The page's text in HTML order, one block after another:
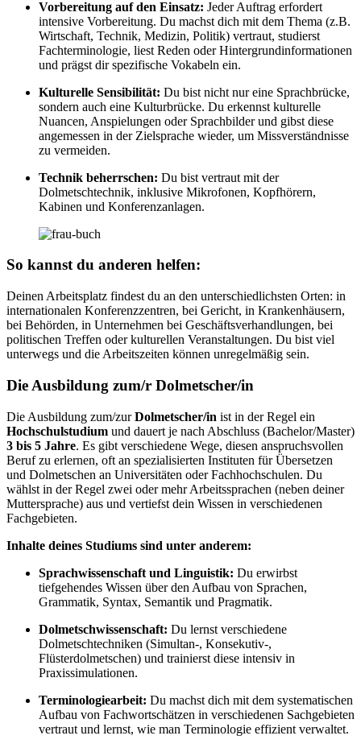
Vorbereitung auf den Einsatz: Jeder Auftrag erfordert
intensive Vorbereitung. Du machst dich mit dem Thema (z.B.
Wirtschaft, Technik, Medizin, Politik) vertraut, studierst
Fachterminologie, liest Reden oder Hintergrundinformationen
und prägst dir spezifische Vokabeln ein.
Kulturelle Sensibilität: Du bist nicht nur eine Sprachbrücke,
sondern auch eine Kulturbrücke. Du erkennst kulturelle
Nuancen, Anspielungen oder Sprachbilder und gibst diese
angemessen in der Zielsprache wieder, um Missverständnisse
zu vermeiden.
Technik beherrschen: Du bist vertraut mit der
Dolmetschtechnik, inklusive Mikrofonen, Kopfhörern,
Kabinen und Konferenzanlagen.
So kannst du anderen helfen:
Deinen Arbeitsplatz findest du an den unterschiedlichsten Orten: in
internationalen Konferenzzentren, bei Gericht, in Krankenhäusern,
bei Behörden, in Unternehmen bei Geschäftsverhandlungen, bei
politischen Treffen oder kulturellen Veranstaltungen. Du bist viel
unterwegs und die Arbeitszeiten können unregelmäßig sein.
Die Ausbildung zum/r Dolmetscher/in
Die Ausbildung zum/zurDolmetscher/in ist in der Regel ein
Hochschulstudium und dauert je nach Abschluss (Bachelor/Master)
3 bis 5 Jahre. Es gibt verschiedene Wege, diesen anspruchsvollen
Beruf zu erlernen, oft an spezialisierten Instituten für Übersetzen
und Dolmetschen an Universitäten oder Fachhochschulen. Du
wählst in der Regel zwei oder mehr Arbeitssprachen (neben deiner
Muttersprache) aus und vertiefst dein Wissen in verschiedenen
Fachgebieten.
Inhalte deines Studiums sind unter anderem:
Sprachwissenschaft und Linguistik: Du erwirbst
tiefgehendes Wissen über den Aufbau von Sprachen,
Grammatik, Syntax, Semantik und Pragmatik.
Dolmetschwissenschaft: Du lernst verschiedene
Dolmetschtechniken (Simultan-, Konsekutiv-,
Flüsterdolmetschen) und trainierst diese intensiv in
Praxissimulationen.
Terminologiearbeit: Du machst dich mit dem systematischen
Aufbau von Fachwortschätzen in verschiedenen Sachgebieten
vertraut und lernst, wie man Terminologie effizient verwaltet.